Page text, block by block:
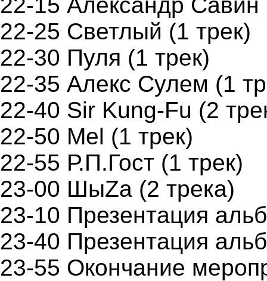
22-25 Светлый (1 трек)
22-30 Пуля (1 трек)
22-35 Алекс Сулем (1
22-40 Sir Kung-Fu (2
22-50 Меl (1 трек)
22-55 Р.П.Гост (1 трек)
23-00 ШыZa (2 трека)
23-10 Презентация
23-40 Презентация
23-55 Окончание